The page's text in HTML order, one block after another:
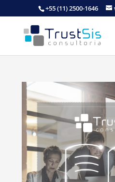
+55 (11) 2500-1646